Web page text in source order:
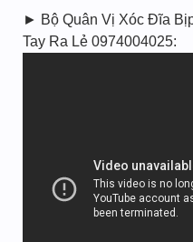
► Bộ Quân Vị Xóc Đĩa
Tay Ra Lẻ 0974004025: